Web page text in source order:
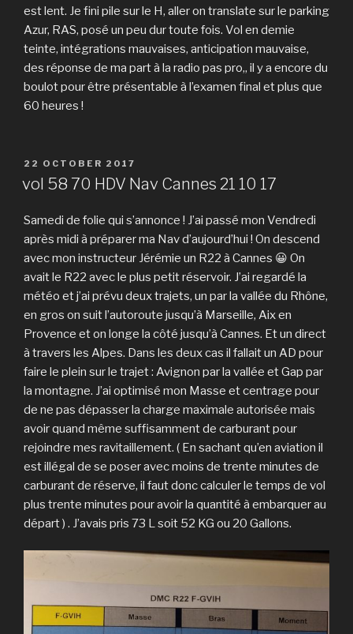
est lent. Je fini pile sur le H, aller on translate sur le parking
Azur, RAS, posé un peu dur toute fois. Vol en demie
teinte, intégrations mauvaises, anticipation mauvaise,
des réponse de ma part à la radio pas pro,, il y a encore du
boulot pour être présentable à l’examen final et plus que
60 heures !
POSTED
ON
22 OCTOBER 2017
vol 58 70 HDV Nav Cannes 21 10 17
Samedi de folie qui s’annonce ! J’ai passé mon Vendredi
après midi à préparer ma Nav d’aujourd’hui ! On descend
avec mon instructeur Jérémie un R22 à Cannes 😀 On
avait le R22 avec le plus petit réservoir. J’ai regardé la
météo et j’ai prévu deux trajets, un par la vallée du Rhône,
en gros on suit l’autoroute jusqu’à Marseille, Aix en
Provence et on longe la côté jusqu’à Cannes. Et un direct
à travers les Alpes. Dans les deux cas il fallait un AD pour
faire le plein sur le trajet : Avignon par la vallée et Gap par
la montagne. J’ai optimisé mon Masse et centrage pour
de ne pas dépasser la charge maximale autorisée mais
avoir quand même suffisamment de carburant pour
rejoindre mes ravitaillement. ( En sachant qu’en aviation il
est illégal de se poser avec moins de trente minutes de
carburant de réserve, il faut donc calculer le temps de vol
plus trente minutes pour avoir la quantité à embarquer au
départ ) . J’avais pris 73 L soit 52 KG ou 20 Gallons.